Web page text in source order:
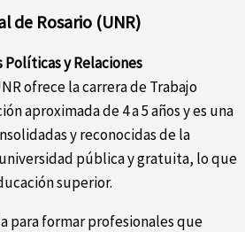
de Rosario (UNR)
Políticas y Relaciones
ofrece la carrera de Trabajo
aproximada de 4 a 5 años y es una
y reconocidas de la
pública y gratuita, lo que
superior.
para formar profesionales que